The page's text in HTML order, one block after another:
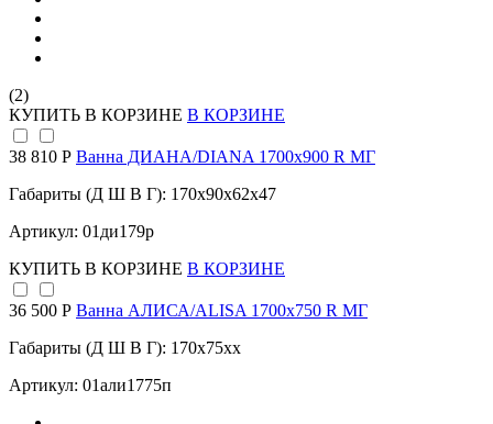
(2)
КУПИТЬ В КОРЗИНЕ В КОРЗИНЕ
38 810 Р Ванна ДИАНА/DIANA 1700х900 R МГ
Габариты (Д Ш В Г): 170x90x62x47
Артикул: 01ди179р
КУПИТЬ В КОРЗИНЕ В КОРЗИНЕ
36 500 Р Ванна АЛИСА/ALISA 1700х750 R МГ
Габариты (Д Ш В Г): 170x75xx
Артикул: 01али1775п